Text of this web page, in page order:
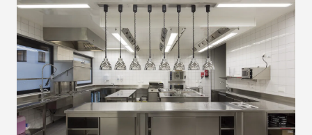
Karteninhalte zulassen
Wir verwenden Google Maps, um Karten auf unserer Website
anzuzeigen. Genaue Infos finden Siein unserem Datenschutz.